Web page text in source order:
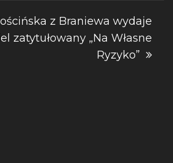
z Braniewa wydaje
zatytułowany „Na Własne
Ryzyko”